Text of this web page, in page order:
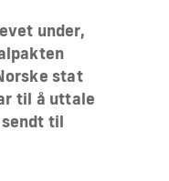
under,
stat
til å uttale
sendt til